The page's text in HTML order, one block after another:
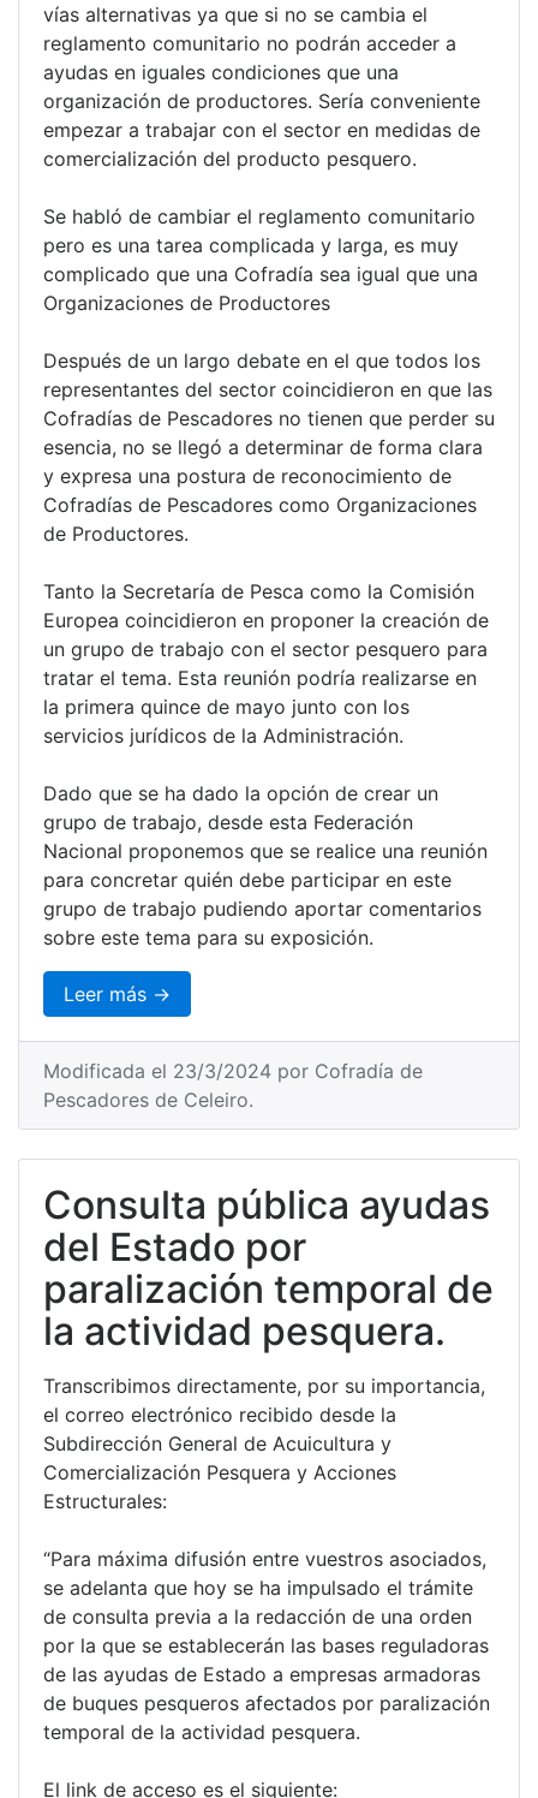
vías alternativas ya que si no se cambia el
reglamento comunitario no podrán acceder a
ayudas en iguales condiciones que una
organización de productores. Sería conveniente
empezar a trabajar con el sector en medidas de
comercialización del producto pesquero.
Se habló de cambiar el reglamento comunitario
pero es una tarea complicada y larga, es muy
complicado que una Cofradía sea igual que una
Organizaciones de Productores
Después de un largo debate en el que todos los
representantes del sector coincidieron en que las
Cofradías de Pescadores no tienen que perder su
esencia, no se llegó a determinar de forma clara
y expresa una postura de reconocimiento de
Cofradías de Pescadores como Organizaciones
de Productores.
Tanto la Secretaría de Pesca como la Comisión
Europea coincidieron en proponer la creación de
un grupo de trabajo con el sector pesquero para
tratar el tema. Esta reunión podría realizarse en
la primera quince de mayo junto con los
servicios jurídicos de la Administración.
Dado que se ha dado la opción de crear un
grupo de trabajo, desde esta Federación
Nacional proponemos que se realice una reunión
para concretar quién debe participar en este
grupo de trabajo pudiendo aportar comentarios
sobre este tema para su exposición.
Leer más →
Modificada el 23/3/2024 por Cofradía de
Pescadores de Celeiro.
Consulta pública ayudas
del Estado por
paralización temporal de
la actividad pesquera.
Transcribimos directamente, por su importancia,
el correo electrónico recibido desde la
Subdirección General de Acuicultura y
Comercialización Pesquera y Acciones
Estructurales:
“Para máxima difusión entre vuestros asociados,
se adelanta que hoy se ha impulsado el trámite
de consulta previa a la redacción de una orden
por la que se establecerán las bases reguladoras
de las ayudas de Estado a empresas armadoras
de buques pesqueros afectados por paralización
temporal de la actividad pesquera.
El link de acceso es el siguiente: